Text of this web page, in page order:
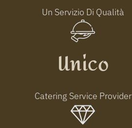
Un Servizio Di Qualità
Unico
Catering Service Provider